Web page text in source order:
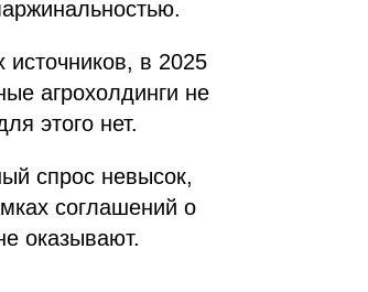
в 2025
агрохолдинги не
этого нет.
спрос невысок,
соглашений о
оказывают.